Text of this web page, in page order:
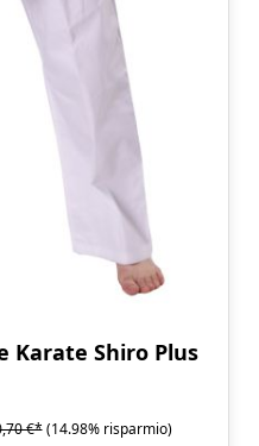
Karate Shiro Plus
€* (14.98% risparmio)